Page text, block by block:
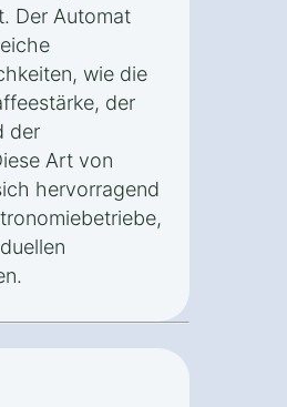
Der Automat
wie die
der
der
Art von
hervorragend